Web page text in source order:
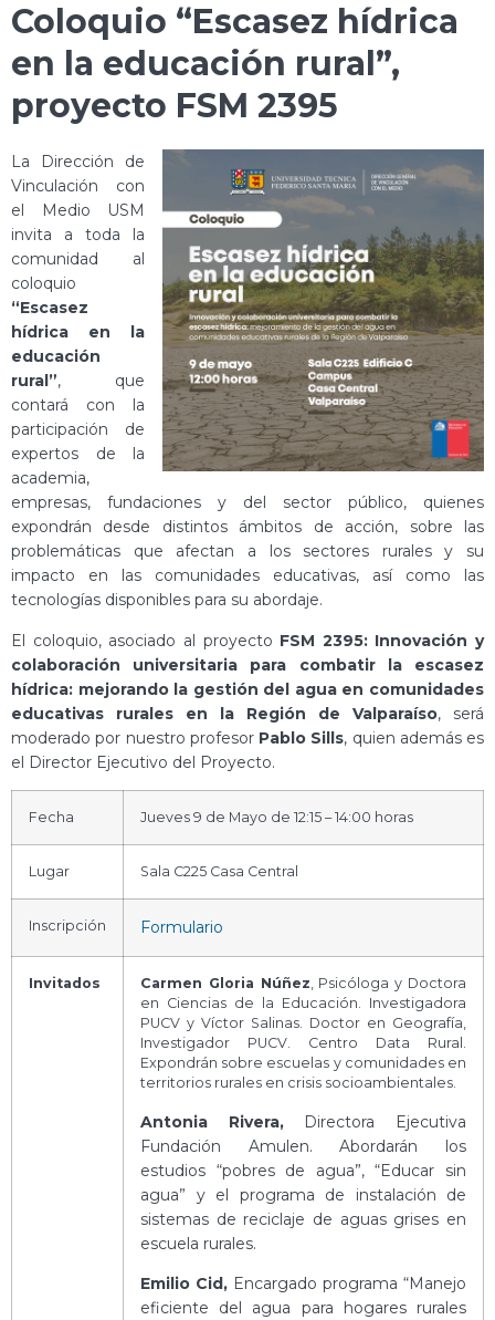
Coloquio “Escasez hídrica
en la educación rural”,
proyecto FSM 2395
La Dirección de
Vinculación con
el Medio USM
invita a toda la
comunidad al
coloquio
“Escasez
hídrica en la
educación
rural”, que
contará con la
participación de
expertos de la
academia,
empresas, fundaciones y del sector público, quienes
expondrán desde distintos ámbitos de acción, sobre las
problemáticas que afectan a los sectores rurales y su
impacto en las comunidades educativas, así como las
tecnologías disponibles para su abordaje.
El coloquio, asociado al proyecto FSM 2395: Innovación y
colaboración universitaria para combatir la escasez
hídrica: mejorando la gestión del agua en comunidades
educativas rurales en la Región de Valparaíso, será
moderado por nuestro profesor Pablo Sills, quien además es
el Director Ejecutivo del Proyecto.
Fecha Jueves 9 de Mayo de 12:15 – 14:00 horas
Lugar Sala C225 Casa Central
Inscripción Formulario
Invitados Carmen Gloria Núñez, Psicóloga y Doctora
en Ciencias de la Educación. Investigadora
PUCV y Víctor Salinas. Doctor en Geografía,
Investigador PUCV. Centro Data Rural.
Expondrán sobre escuelas y comunidades en
territorios rurales en crisis socioambientales.
Antonia Rivera,Directora Ejecutiva
Fundación Amulen. Abordarán los
estudios “pobres de agua”, “Educar sin
agua” y el programa de instalación de
sistemas de reciclaje de aguas grises en
escuela rurales.
Emilio Cid, Encargado programa “Manejo
eficiente del agua para hogares rurales